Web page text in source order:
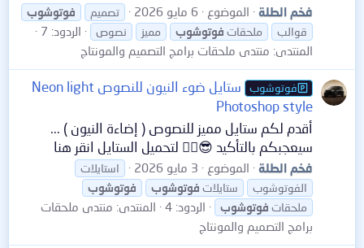
فخم الطلة الموضوع 6 مايو 2026 تصميم
فوتوشوب
قوالب
ملحقات فوتوشوب مميز نصوص
الردود: 7
المنتدى: منتدى ملحقات برامج التصميم والمونتاج
فوتوشوب
ستايل ضوء النيون للنصوص Neon light
Photoshop style
أقدم لكم ستايل مميز للنصوص ( إضاءة النيون ) ...
سيعجبكم بالتأكيد 😎👌🏻 لتحميل الستايل انقر هنا
فخم الطلة الموضوع 3 مايو 2026
استايلات
الفوتوشوب
ستايلات فوتوشوب
فوتوشوب
ملحقات فوتوشوب الردود: 4 المنتدى: منتدى ملحقات
برامج التصميم والمونتاج